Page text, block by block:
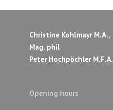
Christine Kohlmayr M.A.,
Mag. phil
Peter Hochpöchler M.F.A.
Opening hours